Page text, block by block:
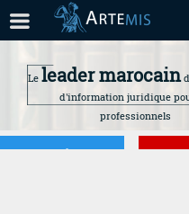
Le leader marocain
d'information juridique
professionnels
Je gère Je